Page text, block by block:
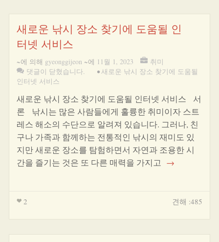
새로운 낚시 장소 찾기에 도움될 인
터넷 서비스
~에 의해 gyeonggijeon ~에 11월 1, 2023
취미
댓글이 닫혔습니다.
•새로운 낚시 장소 찾기에 도움될
인터넷 서비스
새로운 낚시 장소 찾기에 도움될 인터넷 서비스 서
론 낚시는 많은 사람들에게 훌륭한 취미이자 스트
레스 해소의 수단으로 알려져 있습니다. 그러나, 친
구나 가족과 함께하는 전통적인 낚시의 재미도 있
지만 새로운 장소를 탐험하면서 자연과 조용한 시
간을 즐기는 것은 또 다른 매력을 가지고 →
2 견해 :485